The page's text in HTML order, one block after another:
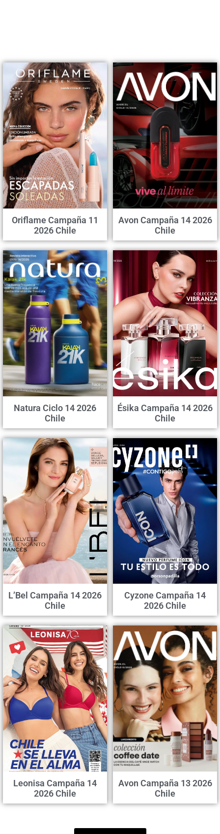
Oriflame Campaña 11
2026 Chile
Avon Campaña 14 2026
Chile
Natura Ciclo 14 2026
Chile
Ésika Campaña 14 2026
Chile
L’Bel Campaña 14 2026
Chile
Cyzone Campaña 14
2026 Chile
Leonisa Campaña 14
2026 Chile
Avon Campaña 13 2026
Chile